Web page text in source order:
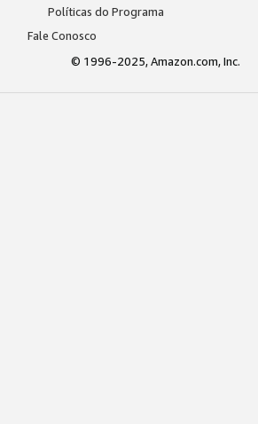
Políticas do Programa
Fale Conosco
© 1996-2025, Amazon.com, Inc.